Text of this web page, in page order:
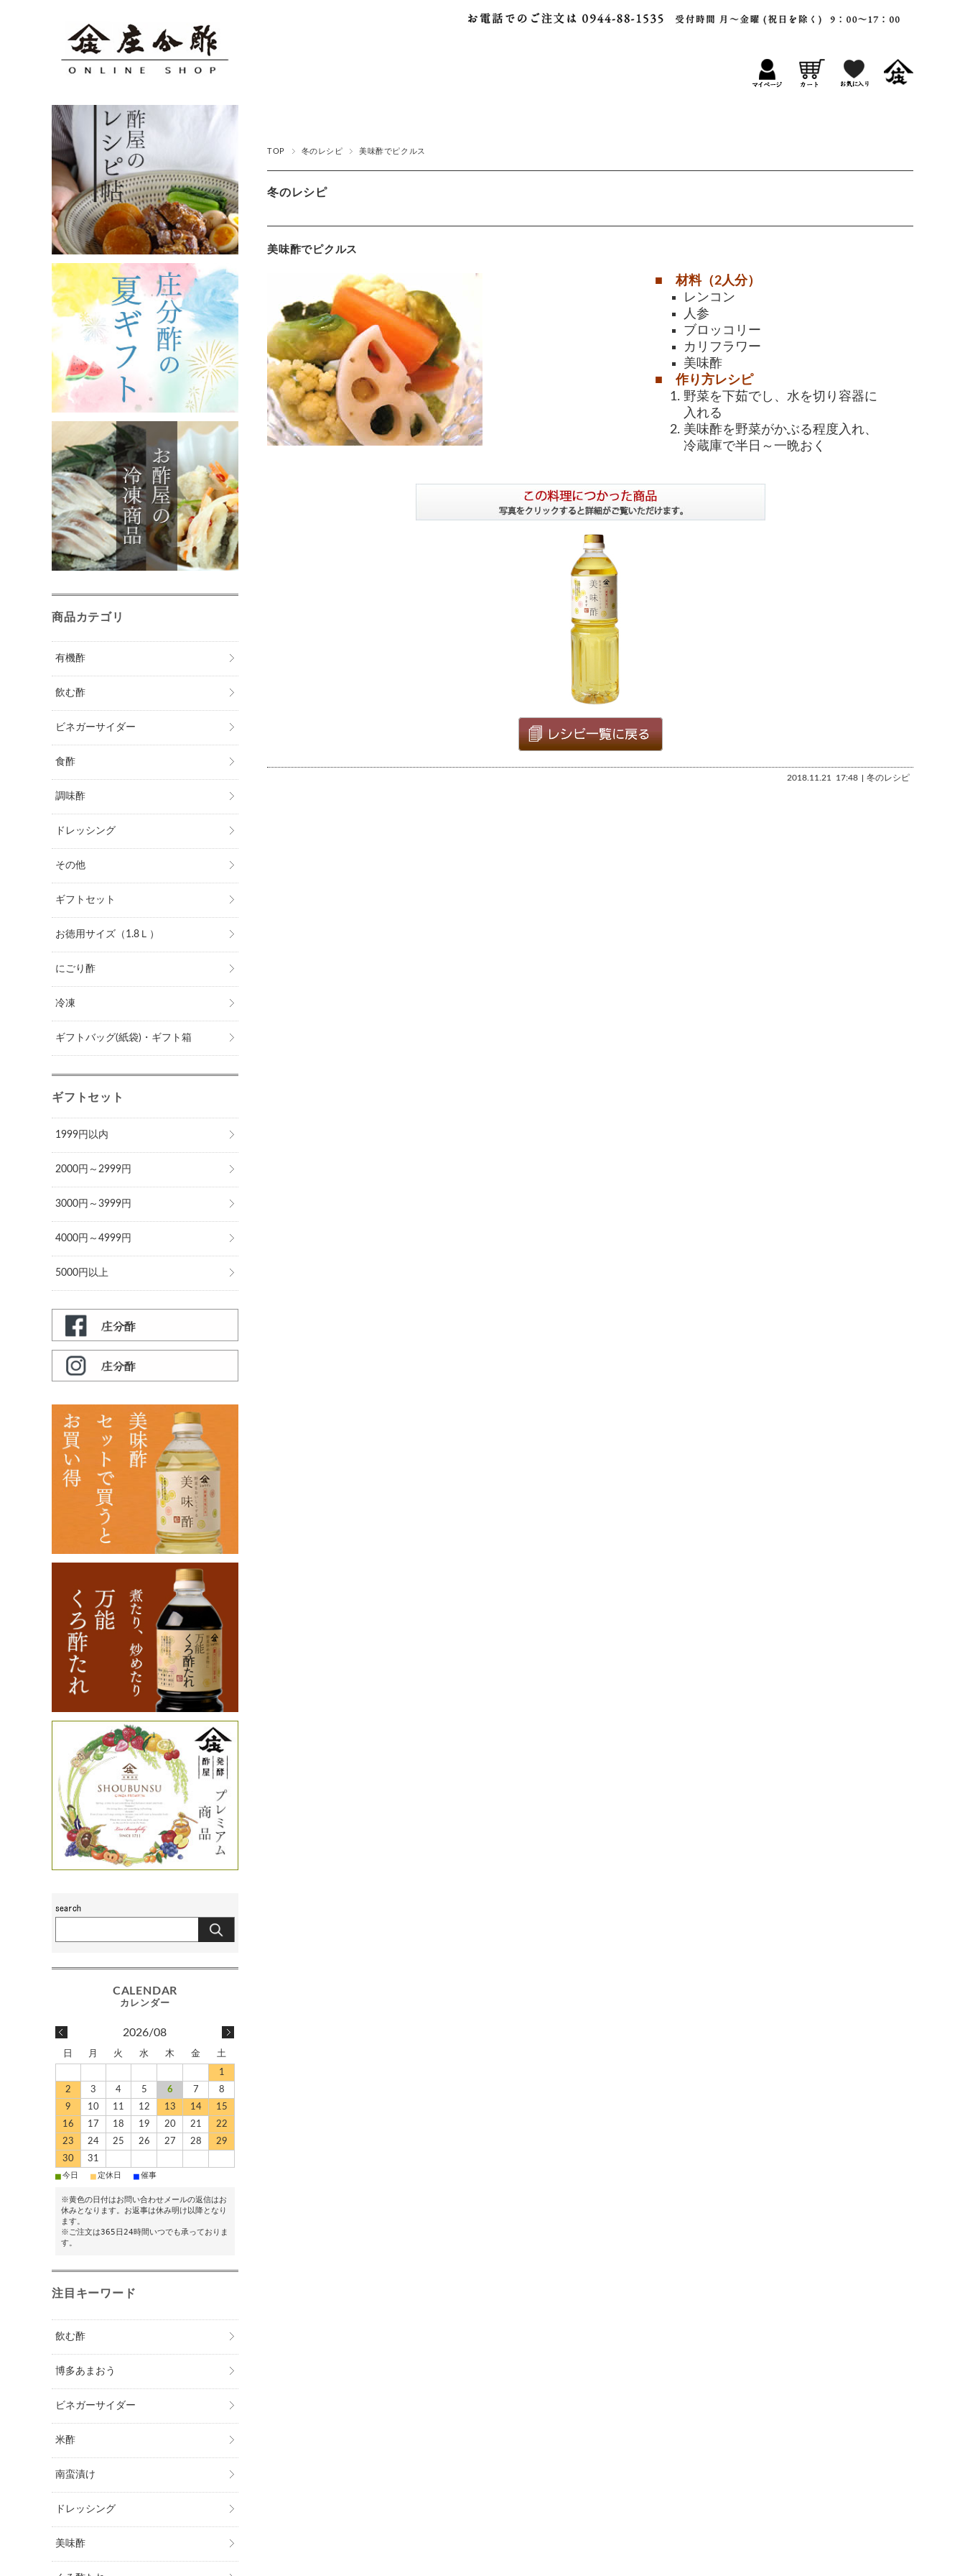
TOP 冬のレシピ 美味酢でピクルス
冬のレシピ
美味酢でピクルス
■ 材料（2人分）
レンコン
人参
ブロッコリー
カリフラワー
美味酢
■ 作り方レシピ
野菜を下茹でし、水を切り容器に
入れる
美味酢を野菜がかぶる程度入れ、
冷蔵庫で半日～一晩おく
2018.11.21 17:48 冬のレシピ
商品カテゴリ
有機酢
飲む酢
ビネガーサイダー
食酢
調味酢
ドレッシング
その他
ギフトセット
お徳用サイズ（1.8Ｌ）
にごり酢
冷凍
ギフトバッグ(紙袋)・ギフト箱
ギフトセット
1999円以内
2000円～2999円
3000円～3999円
4000円～4999円
5000円以上
2026/08
日 月 火 水 木 金 土
1
2
3 4 5 6 7
8
9
10 11 12 13 14
15
16
17 18 19 20 21
22
23
24 25 26 27 28
29
30
31
■今日 ■ 定休日 ■催事
※黄色の日付はお問い合わせメールの返信はお
休みとなります。お返事は休み明け以降となり
ます。
※ご注文は365日24時間いつでも承っておりま
す。
注目キーワード
飲む酢
博多あまおう
ビネガーサイダー
米酢
南蛮漬け
ドレッシング
美味酢